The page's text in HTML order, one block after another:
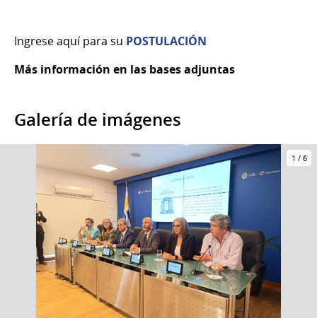
Ingrese aquí para su POSTULACIÓN
Más información en las bases adjuntas
Galería de imágenes
1 / 6